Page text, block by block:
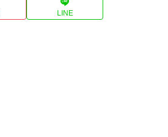
LINE